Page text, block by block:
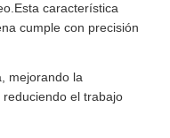
característica
cumple con precisión
mejorando la
el trabajo